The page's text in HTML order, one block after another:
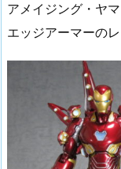
アメイジング・ヤ
エッジアーマーのレ